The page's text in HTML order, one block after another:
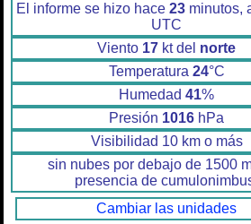
El informe se hizo hace 23minutos,
UTC
Viento 17 kt del norte
Temperatura 24°C
Humedad 41%
Presión 1016 hPa
Visibilidad 10 km o más
sin nubes por debajo de 1500
presencia de
Cambiar las unidades